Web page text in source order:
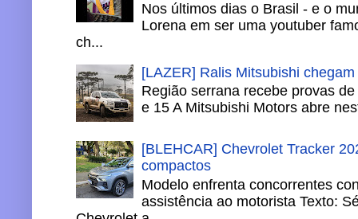
Nos últimos dias o Brasil - e o
Lorena em ser uma youtuber
ch...
[LAZER] Ralis Mitsubishi
Região serrana recebe provas
e 15 A Mitsubishi Motors abre
[BLEHCAR] Chevrolet Tracker
compactos
Modelo enfrenta concorrentes
assistência ao motorista Texto: